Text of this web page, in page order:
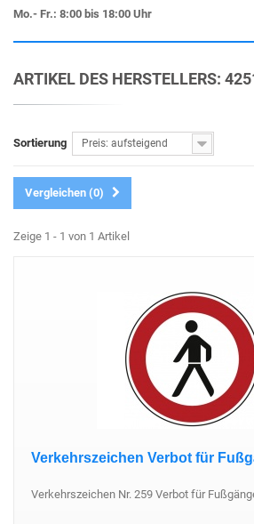
Mo.- Fr.: 8:00 bis 18:00 Uhr
ARTIKEL DES HERSTELLERS:
Sortierung Preis: aufsteigend
Vergleichen (0)
Zeige 1 - 1 von 1 Artikel
Verkehrszeichen Verbot für
Verkehrszeichen Nr. 259 Verbot für